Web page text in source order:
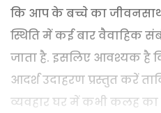
कि आप के बच्चे का
स्थिति में कई बार वैवाहिक
जाता है. इसलिए आवश्यक है
आदर्श उदाहरण प्रस्तुत करें
व्यवहार घर में कभी कलह